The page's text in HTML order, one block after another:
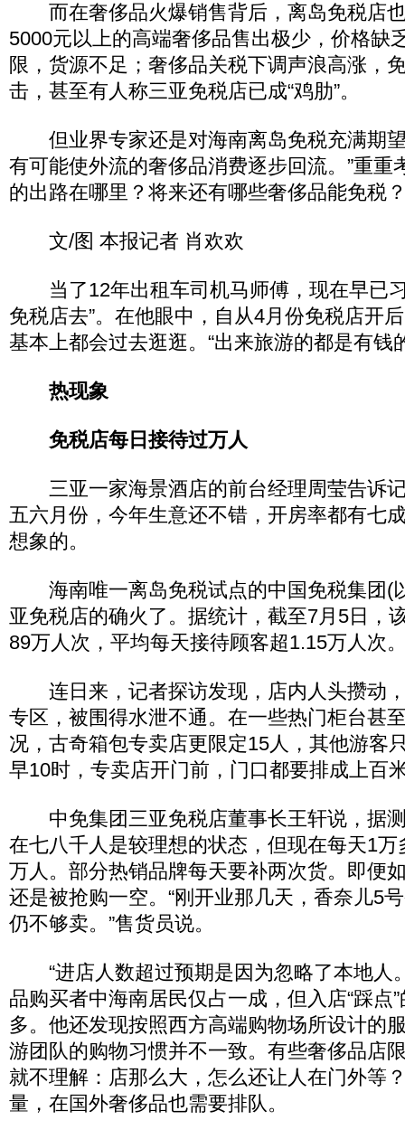
而在奢侈品火爆销售背后，离岛免税店
5000元以上的高端奢侈品售出极少，价格缺
限，货源不足；奢侈品关税下调声浪高涨，
击，甚至有人称三亚免税店已成“鸡肋”。
但业界专家还是对海南离岛免税充满期望
有可能使外流的奢侈品消费逐步回流。”重重
的出路在哪里？将来还有哪些奢侈品能免税
文/图 本报记者 肖欢欢
当了12年出租车司机马师傅，现在早已习
免税店去”。在他眼中，自从4月份免税店开
基本上都会过去逛逛。“出来旅游的都是有钱
热现象
免税店每日接待过万人
三亚一家海景酒店的前台经理周莹告诉
五六月份，今年生意还不错，开房率都有七
想象的。
海南唯一离岛免税试点的中国免税集团(
亚免税店的确火了。据统计，截至7月5日，
89万人次，平均每天接待顾客超1.15万人次
连日来，记者探访发现，店内人头攒动
专区，被围得水泄不通。在一些热门柜台甚
况，古奇箱包专卖店更限定15人，其他游客
早10时，专卖店开门前，门口都要排成上百
中免集团三亚免税店董事长王轩说，据
在七八千人是较理想的状态，但现在每天1
万人。部分热销品牌每天要补两次货。即便
还是被抢购一空。“刚开业那几天，香奈儿5
仍不够卖。”售货员说。
“进店人数超过预期是因为忽略了本地人
品购买者中海南居民仅占一成，但入店“踩点
多。他还发现按照西方高端购物场所设计的
游团队的购物习惯并不一致。有些奢侈品店
就不理解：店那么大，怎么还让人在门外等
量，在国外奢侈品也需要排队。